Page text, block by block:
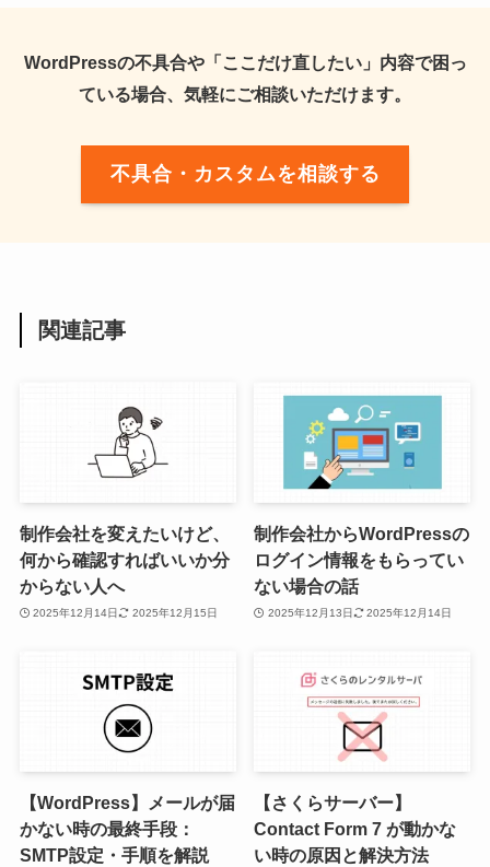
WordPressの不具合や「ここだけ直したい」内容で困っ
ている場合、気軽にご相談いただけます。
不具合・カスタムを相談する
関連記事
制作会社を変えたいけど、
何から確認すればいいか分
からない人へ
2025年12月14日 2025年12月15日
制作会社からWordPressの
ログイン情報をもらってい
ない場合の話
2025年12月13日 2025年12月14日
【WordPress】メールが届
かない時の最終手段：
SMTP設定・手順を解説
【さくらサーバー】
Contact Form 7 が動かな
い時の原因と解決方法